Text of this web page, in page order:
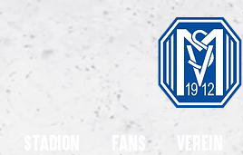
Verein